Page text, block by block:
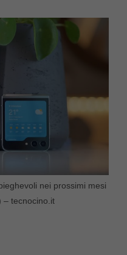
nei prossimi mesi
– tecnocino.it